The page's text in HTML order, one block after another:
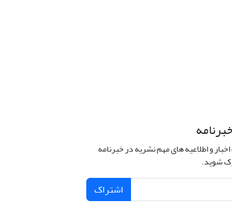
و اطلاعیه های مهم نشریه در خبرنامه
شوید.
اشتراک